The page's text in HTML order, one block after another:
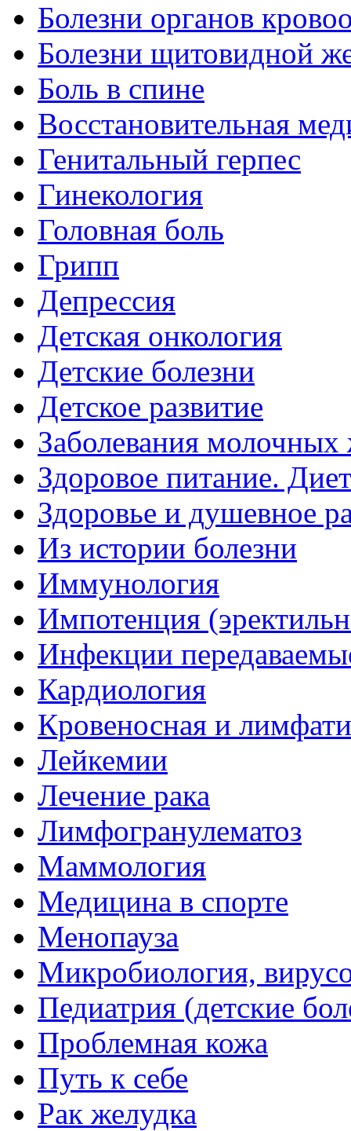
Болезни органов
Болезни щитовидной
Боль в спине
Восстановительная
Генитальный герпес
Гинекология
Головная боль
Грипп
Депрессия
Детская онкология
Детские болезни
Детское развитие
Заболевания молочных
Здоровое питание.
Здоровье и душевное
Из истории болезни
Иммунология
Импотенция
Инфекции
Кардиология
Кровеносная и
Лейкемии
Лечение рака
Лимфогранулематоз
Маммология
Медицина в спорте
Менопауза
Микробиология,
Педиатрия (детские
Проблемная кожа
Путь к себе
Рак желудка